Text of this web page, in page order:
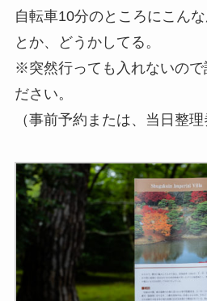
自転車10分のところにこん
とか、どうかしてる。
※突然行っても入れないので
ださい。
（事前予約または、当日整理